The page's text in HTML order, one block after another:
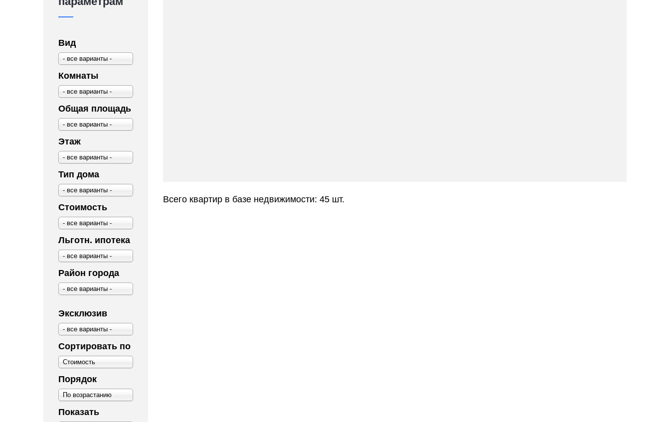
Всего квартир в базе недвижимости: 45 шт.
Вид
- все варианты -
Комнаты
- все варианты -
Общая площадь
- все варианты -
Этаж
- все варианты -
Тип дома
- все варианты -
Стоимость
- все варианты -
Льготн. ипотека
- все варианты -
Район города
- все варианты -
Эксклюзив
- все варианты -
Сортировать по
Стоимость
Порядок
По возрастанию
Показать